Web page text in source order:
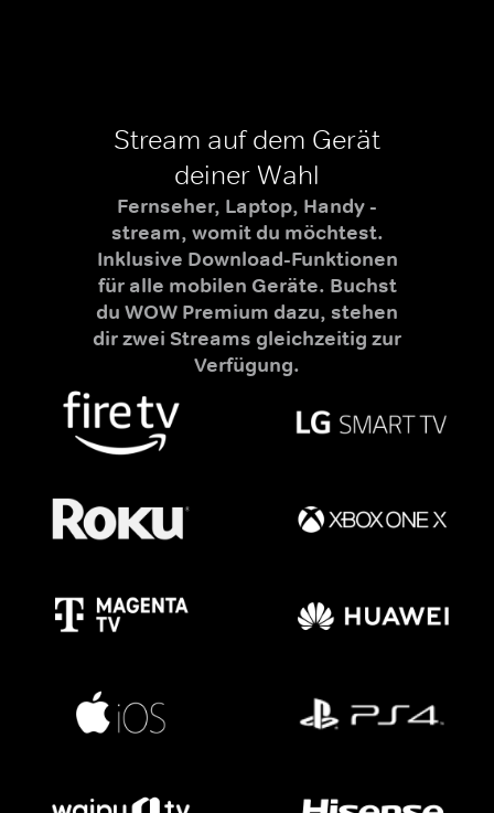
Stream auf dem Gerät
deiner Wahl
Fernseher, Laptop, Handy -
stream, womit du möchtest.
Inklusive Download-Funktionen
für alle mobilen Geräte. Buchst
du WOW Premium dazu, stehen
dir zwei Streams gleichzeitig zur
Verfügung.